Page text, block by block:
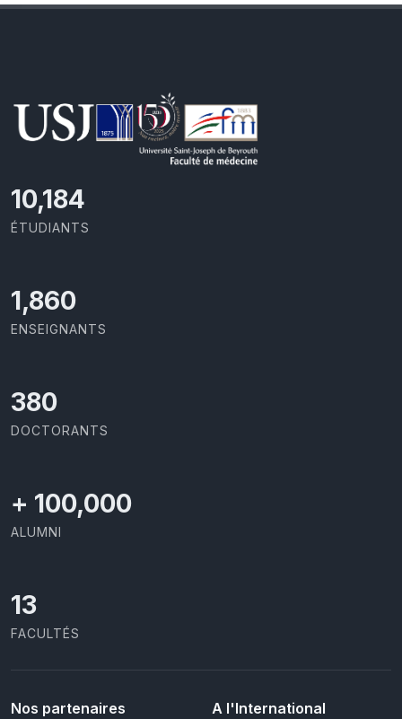
11,418
ÉTUDIANTS
2,086
ENSEIGNANTS
426
DOCTORANTS
+ 100,000
ALUMNI
13
FACULTÉS
Nos partenaires A l'International